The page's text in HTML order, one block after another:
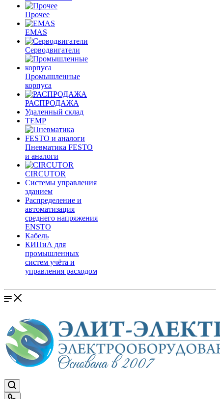
Прочее
EMAS
Cерводвигатели
Промышленные
корпуса
РАСПРОДАЖА
Удаленный склад
TEMP
Пневматика FESTO
и аналоги
CIRCUTOR
Системы управления
зданием
Распределение и
автоматизация
среднего напряжения
ENSTO
Кабель
КИПиА для
промышленных
систем учёта и
управления расходом